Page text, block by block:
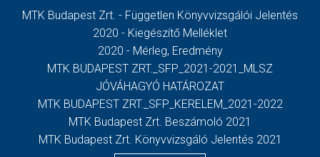
MTK Budapest Zrt. - Független Könyvvizsgálói Jelentés
2020 - Kiegészítő Melléklet
2020 - Mérleg, Eredmény
MTK BUDAPEST ZRT._SFP_2021-2021_MLSZ
JÓVÁHAGYÓ HATÁROZAT
MTK BUDAPEST ZRT._SFP_KERELEM_2021-2022
MTK Budapest Zrt. Beszámoló 2021
MTK Budapest Zrt. Könyvvizsgáló Jelentés 2021